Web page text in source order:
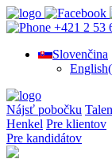
+421 2 53
Slovenčina
English(
Nájsť pobočku
Henkel Pre klientov
Pre kandidátov